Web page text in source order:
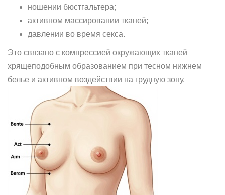
ношении бюстгальтера;
активном массировании тканей;
давлении во время секса.
Это связано с компрессией окружающих тканей
хрящеподобным образованием при тесном нижнем
белье и активном воздействии на грудную зону.